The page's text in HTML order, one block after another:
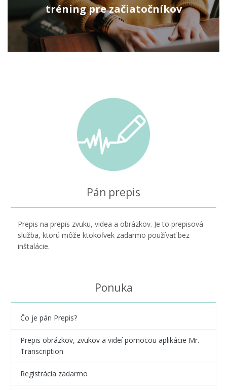
tréning pre začiatočníkov
Pán prepis
Prepis na prepis zvuku, videa a obrázkov. Je to prepisová
služba, ktorú môže ktokoľvek zadarmo používať bez
inštalácie.
Ponuka
Čo je pán Prepis?
Prepis obrázkov, zvukov a videí pomocou aplikácie Mr.
Transcription
Registrácia zadarmo